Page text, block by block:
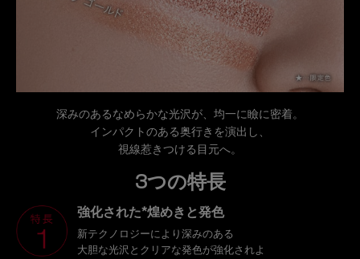
深みのあるなめらかな光沢が、均一に瞼に密着。
インパクトのある奥行きを演出し、
視線惹きつける目元へ。
3つの特長
強化された*煌めきと発色
新テクノロジーにより深みのある
大胆な光沢とクリアな発色が強化されよ